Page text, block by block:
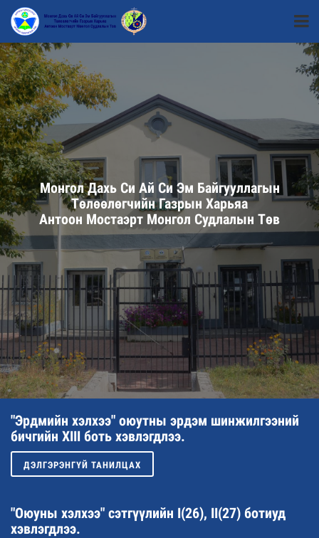
Монгол Дахь Си Ай Си Эм Байгууллагын
Төлөөлөгчийн Газрын Харьяа
Антоон Мостаэрт Монгол Судлалын Төв
"Эрдмийн хэлхээ" оюутны эрдэм шинжилгээний
бичгийн XIII боть хэвлэгдлээ.
ДЭЛГЭРЭНГҮЙ ТАНИЛЦАХ
"Оюуны хэлхээ" сэтгүүлийн I(26), II(27) ботиуд
хэвлэгдлээ.